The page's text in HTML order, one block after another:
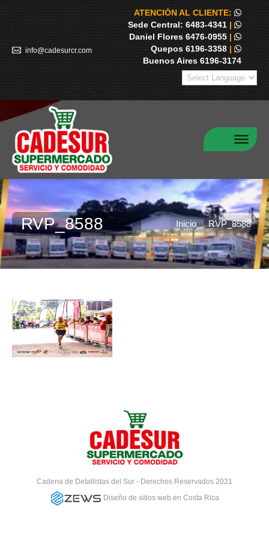
info@cadesurcr.com
ATENCIÓN AL CLIENTE:
Sede Central: 6483-4341 |
Daniel Flores 6476-0955 |
Quepos 6196-3358 |
Buenos Aires 6196-3174
RVP_8588 Estás aquí:Inicio RVP_8588
Cadena de Detallistas del Sur - Derechos Reservados 2021
Diseño de sitios web en Costa Rica